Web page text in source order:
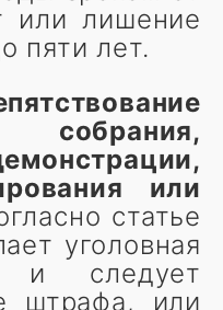
или лишение
пяти лет.
или
статье
уголовная
и следует
штрафа, или